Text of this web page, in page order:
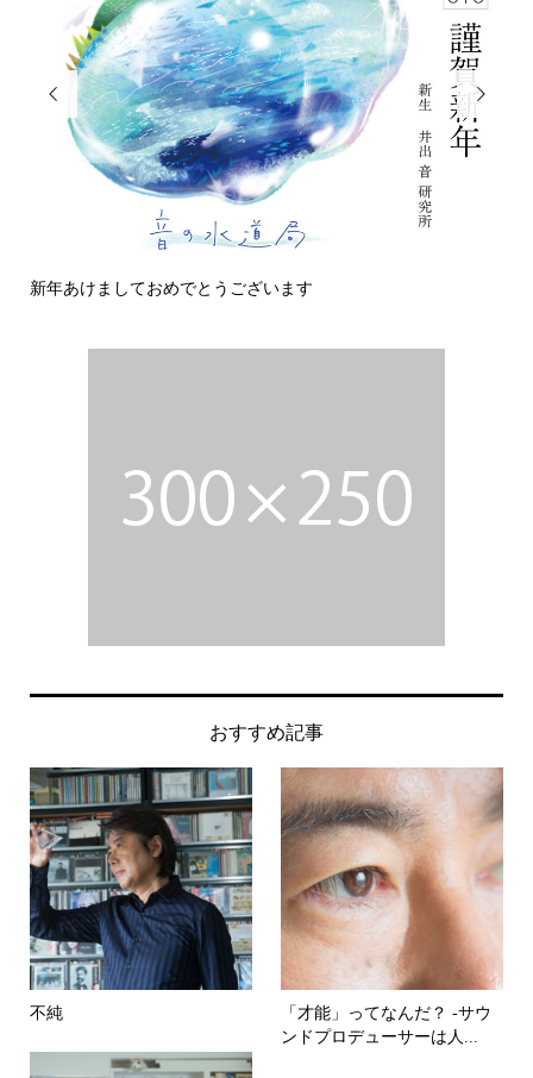

新年あけましておめでとうございます

おすすめ記事
不純
「才能」ってなんだ？ -サウ
ンドプロデューサーは人...